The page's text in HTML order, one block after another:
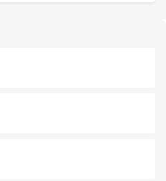
の風情を楽しめる外せないスポット